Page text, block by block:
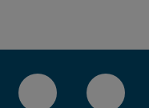
der TU
Kanal der TU
Facebook-